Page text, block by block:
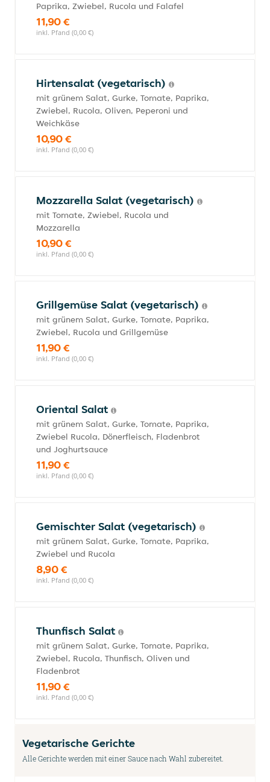
Paprika, Zwiebel, Rucola und Falafel
11,90 €
inkl. Pfand (0,00 €)
Hirtensalat (vegetarisch)
mit grünem Salat, Gurke, Tomate, Paprika,
Zwiebel, Rucola, Oliven, Peperoni und
Weichkäse
10,90 €
inkl. Pfand (0,00 €)
Mozzarella Salat (vegetarisch)
mit Tomate, Zwiebel, Rucola und
Mozzarella
10,90 €
inkl. Pfand (0,00 €)
Grillgemüse Salat (vegetarisch)
mit grünem Salat, Gurke, Tomate, Paprika,
Zwiebel, Rucola und Grillgemüse
11,90 €
inkl. Pfand (0,00 €)
Oriental Salat
mit grünem Salat, Gurke, Tomate, Paprika,
Zwiebel Rucola, Dönerfleisch, Fladenbrot
und Joghurtsauce
11,90 €
inkl. Pfand (0,00 €)
Gemischter Salat (vegetarisch)
mit grünem Salat, Gurke, Tomate, Paprika,
Zwiebel und Rucola
8,90 €
inkl. Pfand (0,00 €)
Thunfisch Salat
mit grünem Salat, Gurke, Tomate, Paprika,
Zwiebel, Rucola, Thunfisch, Oliven und
Fladenbrot
11,90 €
inkl. Pfand (0,00 €)
Vegetarische Gerichte
Alle Gerichte werden mit einer Sauce nach Wahl zubereitet.